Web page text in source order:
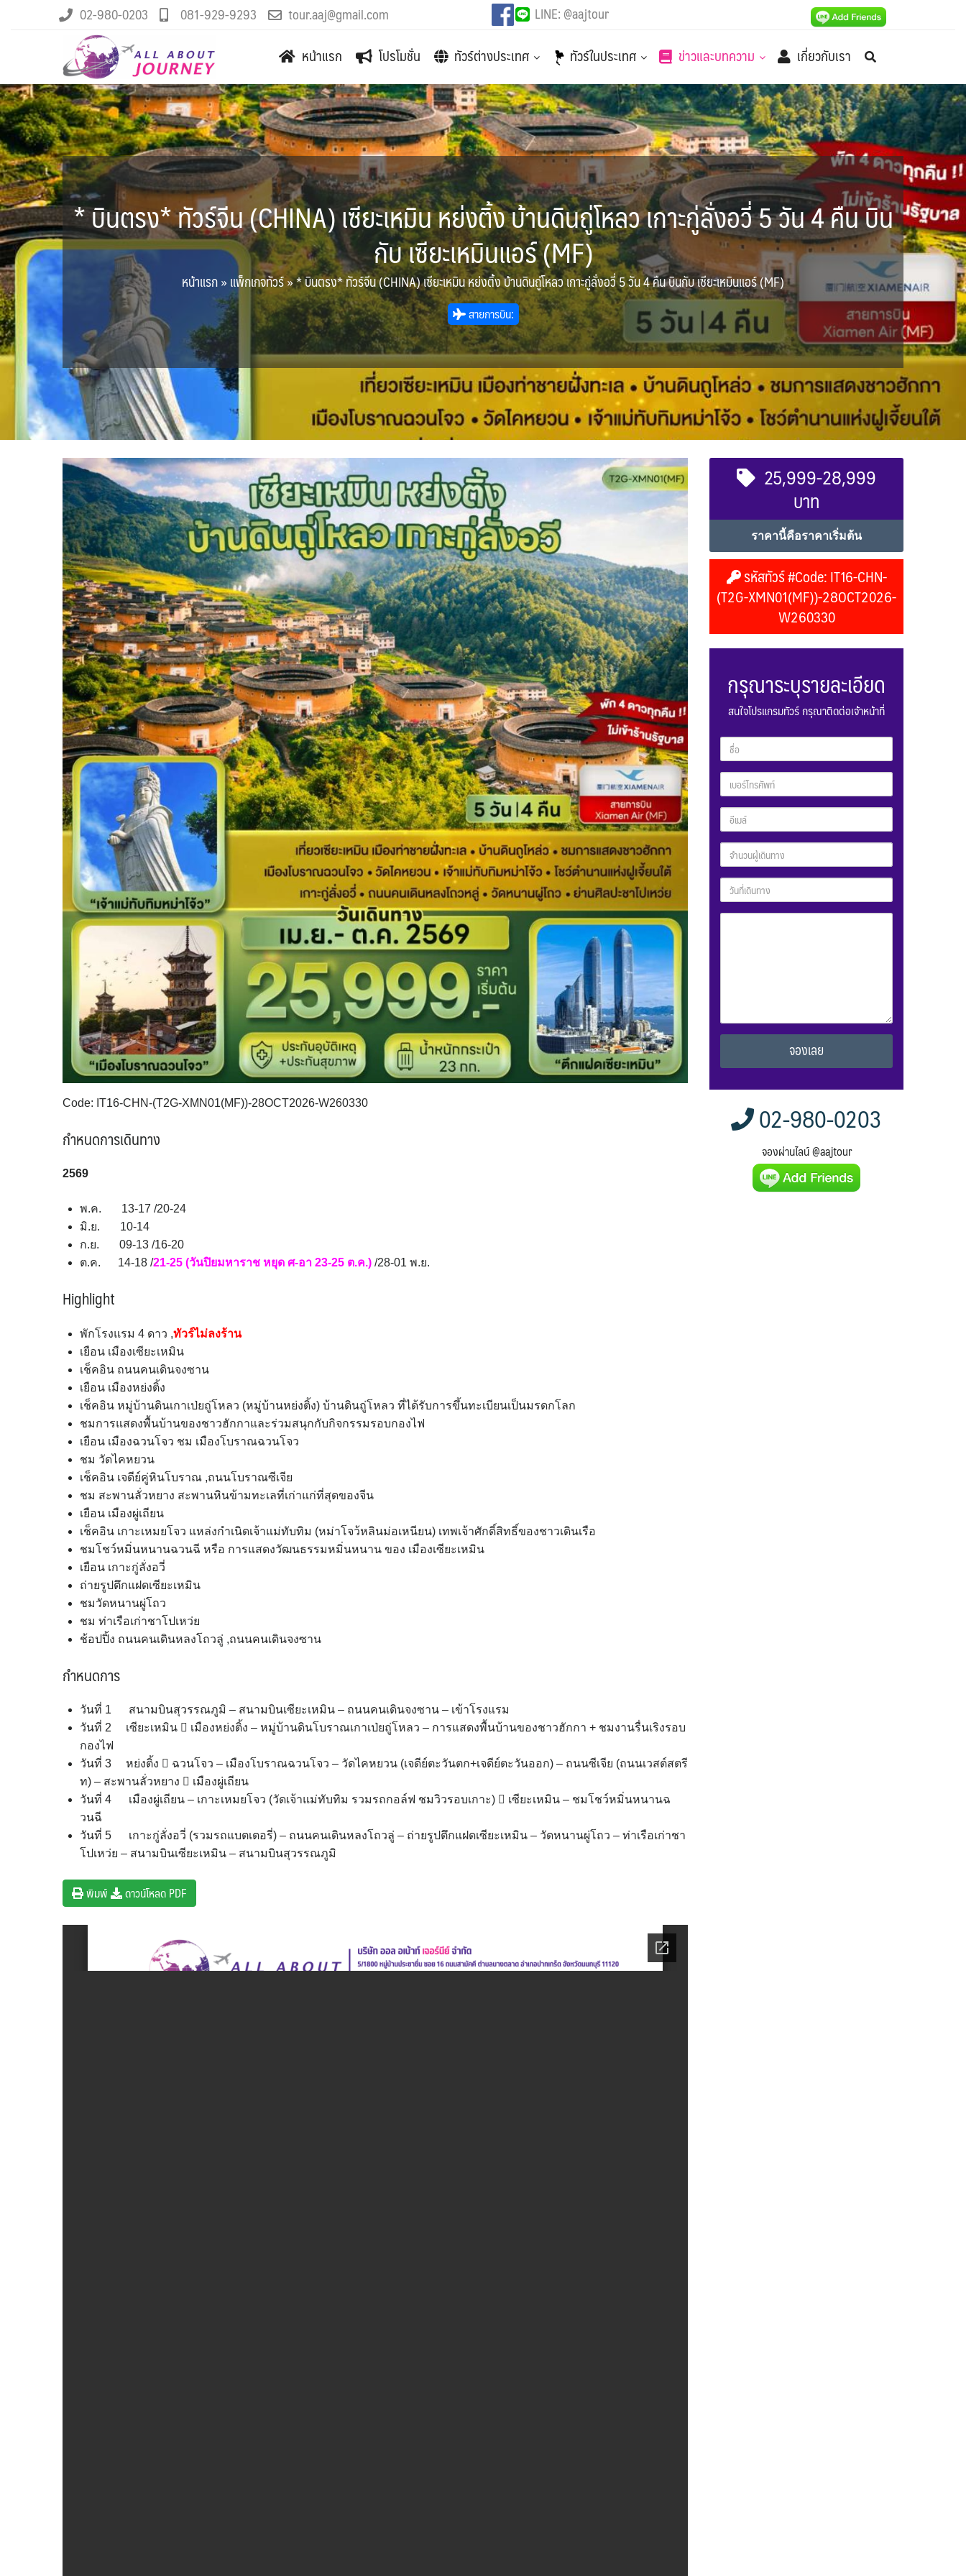
02-980-0203 081-929-9293 tour.aaj@gmail.com LINE: @aajtour
หน้าแรก โปรโมชั่น ทัวร์ต่างประเทศ ทัวร์ในประเทศ ข่าวและบทความ เกี่ยวกับเรา
* บินตรง* ทัวร์จีน (CHINA) เซียะเหมิน หย่งติ้ง บ้านดินถู่โหลว เกาะกู่ลั่งอวี่ 5 วัน 4 คืน บิน
กับ เซียะเหมินแอร์ (MF)
หน้าแรก»แพ็กเกจทัวร์»* บินตรง* ทัวร์จีน (CHINA) เซียะเหมิน หย่งติ้ง บ้านดินถู่โหลว เกาะกู่ลั่งอวี่ 5 วัน 4 คืน บินกับ เซียะเหมินแอร์ (MF)
สายการบิน:
Code: IT16-CHN-(T2G-XMN01(MF))-28OCT2026-W260330
กำหนดการเดินทาง
2569
พ.ค. 13-17 /20-24
มิ.ย. 10-14
ก.ย. 09-13 /16-20
ต.ค. 14-18 /21-25 (วันปิยมหาราช หยุด ศ-อา 23-25 ต.ค.) /28-01 พ.ย.
Highlight
พักโรงแรม 4 ดาว ,ทัวร์ไม่ลงร้าน
เยือน เมืองเซียะเหมิน
เช็คอิน ถนนคนเดินจงซาน
เยือน เมืองหย่งติ้ง
เช็คอิน หมู่บ้านดินเกาเป่ยถู่โหลว (หมู่บ้านหย่งติ้ง) บ้านดินถู่โหลว ที่ได้รับการขึ้นทะเบียนเป็นมรดกโลก
ชมการแสดงพื้นบ้านของชาวฮักกาและร่วมสนุกกับกิจกรรมรอบกองไฟ
เยือน เมืองฉวนโจว ชม เมืองโบราณฉวนโจว
ชม วัดไคหยวน
เช็คอิน เจดีย์คู่หินโบราณ ,ถนนโบราณซีเจีย
ชม สะพานลั่วหยาง สะพานหินข้ามทะเลที่เก่าแก่ที่สุดของจีน
เยือน เมืองผู่เถียน
เช็คอิน เกาะเหมยโจว แหล่งกำเนิดเจ้าแม่ทับทิม (หม่าโจว้หลินม่อเหนียน) เทพเจ้าศักดิ์สิทธิ์ของชาวเดินเรือ
ชมโชว์หมิ่นหนานฉวนฉี หรือ การแสดงวัฒนธรรมหมิ่นหนาน ของ เมืองเซียะเหมิน
เยือน เกาะกู่ลั่งอวี่
ถ่ายรูปตึกแฝดเซียะเหมิน
ชมวัดหนานผู่โถว
ชม ท่าเรือเก่าชาโปเหว่ย
ช้อปปิ้ง ถนนคนเดินหลงโถวลู่ ,ถนนคนเดินจงซาน
กำหนดการ
วันที่ 1 สนามบินสุวรรณภูมิ – สนามบินเซียะเหมิน – ถนนคนเดินจงซาน – เข้าโรงแรม
วันที่ 2 เซียะเหมิน  เมืองหย่งติ้ง – หมู่บ้านดินโบราณเกาเป่ยถู่โหลว – การแสดงพื้นบ้านของชาวฮักกา + ชมงานรื่นเริงรอบ
กองไฟ
วันที่ 3 หย่งติ้ง  ฉวนโจว – เมืองโบราณฉวนโจว – วัดไคหยวน (เจดีย์ตะวันตก+เจดีย์ตะวันออก) – ถนนซีเจีย (ถนนเวสต์สตรี
ท) – สะพานลั่วหยาง  เมืองผู่เถียน
วันที่ 4 เมืองผู่เถียน – เกาะเหมยโจว (วัดเจ้าแม่ทับทิม รวมรถกอล์ฟ ชมวิวรอบเกาะ)  เซียะเหมิน – ชมโชว์หมิ่นหนานฉ
วนฉี
วันที่ 5 เกาะกู่ลั่งอวี่ (รวมรถแบตเตอรี่) – ถนนคนเดินหลงโถวลู่ – ถ่ายรูปตึกแฝดเซียะเหมิน – วัดหนานผู่โถว – ท่าเรือเก่าชา
โปเหว่ย – สนามบินเซียะเหมิน – สนามบินสุวรรณภูมิ
พิมพ์ ดาวน์โหลด PDF
25,999-28,999
บาท
ราคานี้คือราคาเริ่มต้น
รหัสทัวร์ #Code: IT16-CHN-
(T2G-XMN01(MF))-28OCT2026-
W260330
กรุณาระบุรายละเอียด
สนใจโปรแกรมทัวร์ กรุณาติดต่อเจ้าหน้าที่
Alternative:
02-980-0203
จองผ่านไลน์ @aajtour